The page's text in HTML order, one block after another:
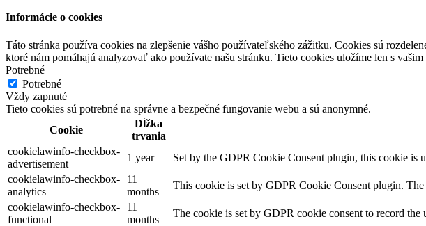
Informácie o cookies
Táto stránka používa cookies na zlepšenie vášho používateľského zážitku. Cookies sú
ktoré nám pomáhajú analyzovať ako používate našu stránku. Tieto cookies uložíme len s
Potrebné
Potrebné
Vždy zapnuté
Tieto cookies sú potrebné na správne a bezpečné fungovanie webu a sú anonymné.
Cookie
Dĺžka
trvania
cookielawinfo-checkbox-
advertisement
1 year
Set by the GDPR Cookie Consent plugin, this cookie is
cookielawinfo-checkbox-
analytics
11
months
This cookie is set by GDPR Cookie Consent plugin.
cookielawinfo-checkbox-
functional
11
months
The cookie is set by GDPR cookie consent to record